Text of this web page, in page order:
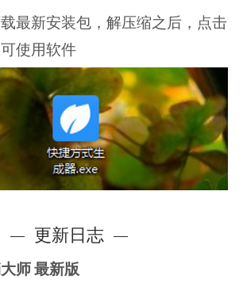
新安装包，解压缩之后，点击
使用软件
更新日志
师 最新版